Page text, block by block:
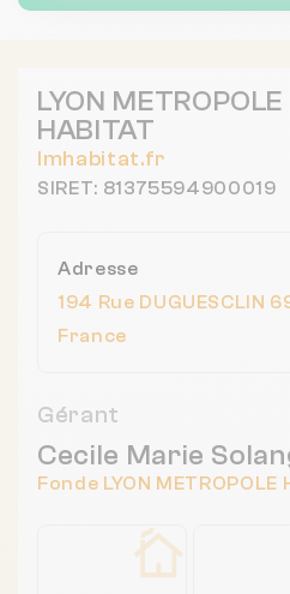
LYON METROPOLE
HABITAT
lmhabitat.fr
SIRET: 81375594900019
Adresse
194 Rue DUGUESCLIN
France
Gérant
Cecile Marie
Fonde LYON METROPOLE